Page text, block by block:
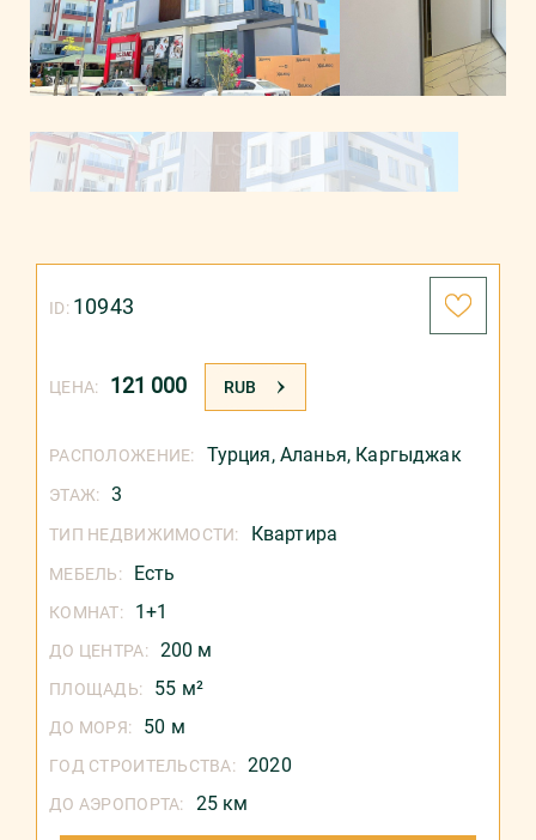
ЦЕНА: 121 000 RUB
ID: 10943
РАСПОЛОЖЕНИЕ: Турция, Аланья, Каргыджак
ЭТАЖ: 3
ТИП НЕДВИЖИМОСТИ: Квартира
МЕБЕЛЬ: Есть
КОМНАТ: 1+1
ДО ЦЕНТРА: 200 м
ПЛОЩАДЬ: 55 м²
ДО МОРЯ: 50 м
ГОД СТРОИТЕЛЬСТВА: 2020
ДО АЭРОПОРТА: 25 км